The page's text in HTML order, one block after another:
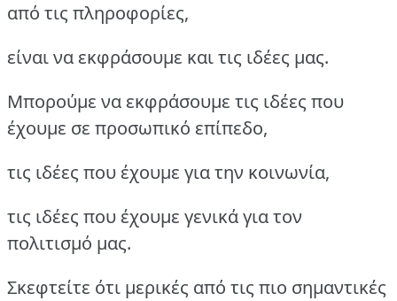
από τις πληροφορίες,
είναι να εκφράσουμε και τις ιδέες μας.
Μπορούμε να εκφράσουμε τις ιδέες που
έχουμε σε προσωπικό επίπεδο,
τις ιδέες που έχουμε για την κοινωνία,
τις ιδέες που έχουμε γενικά για τον
πολιτισμό μας.
Σκεφτείτε ότι μερικές από τις πιο σημαντικές